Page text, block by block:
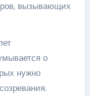
вызывающих
о
нужно